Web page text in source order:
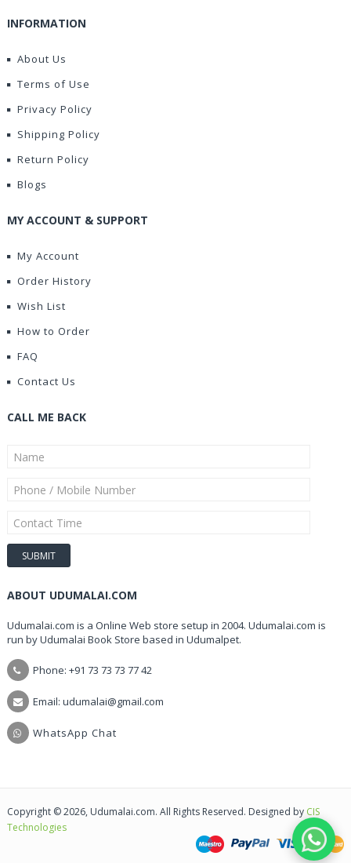
INFORMATION
About Us
Terms of Use
Privacy Policy
Shipping Policy
Return Policy
Blogs
MY ACCOUNT & SUPPORT
My Account
Order History
Wish List
How to Order
FAQ
Contact Us
CALL ME BACK
ABOUT UDUMALAI.COM
Udumalai.com is a Online Web store setup in 2004. Udumalai.com is
run by Udumalai Book Store based in Udumalpet.
Phone: +91 73 73 73 77 42
Email: udumalai@gmail.com
WhatsApp Chat
Copyright © 2026, Udumalai.com. All Rights Reserved. Designed by CIS
Technologies